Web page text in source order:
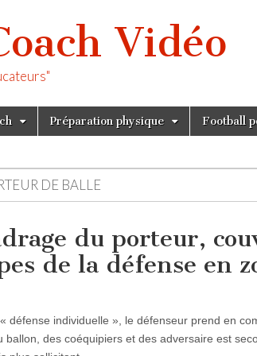
Vidéo
Préparation physique Football
DE BALLE
du porteur,
de la défense en
défense individuelle », le défenseur prend en
des coéquipiers et des adversaire est